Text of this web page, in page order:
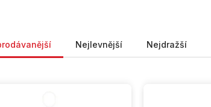
Nejlevnější Nejdražší